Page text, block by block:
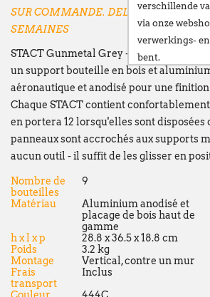
SUR COMMANDE. DELAI DE
SEMAINES
STACT Gunmetal Grey - rangement 9
un support bouteille en bois et
aéronautique et anodisé pour une
Chaque STACT contient
en portera 12 lorsqu'elles sont disposées
panneaux sont accrochés aux supports
aucun outil - il suffit de les glisser en
Nombre de
bouteilles
9
Matériau
Aluminium anodisé et
placage de bois haut de
gamme
h x l x p
28.8 x 36.5 x 18.8 cm
Poids
3.2 kg
Montage
Vertical, contre un mur
Frais
transport
Inclus
verschillende
via onze
verwerkings-
bent.
Wij stellen
te beperken
Vanafmaandag
nieuwe
Broekweg 12W
Wij wensen u
François